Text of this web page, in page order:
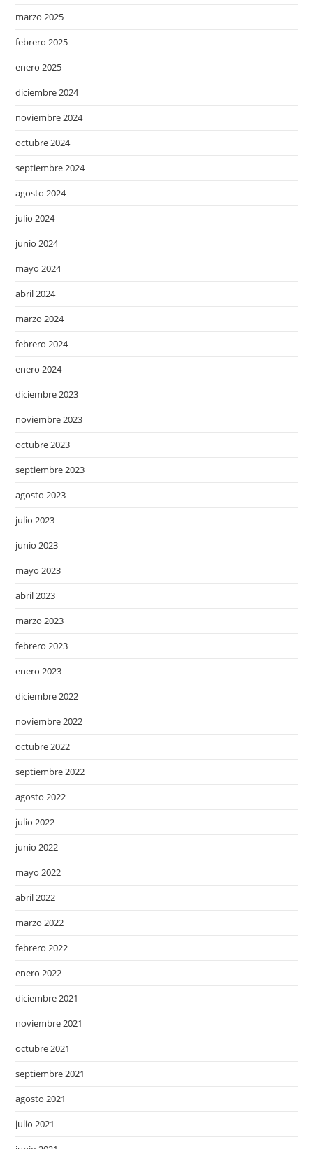
marzo 2025
febrero 2025
enero 2025
diciembre 2024
noviembre 2024
octubre 2024
septiembre 2024
agosto 2024
julio 2024
junio 2024
mayo 2024
abril 2024
marzo 2024
febrero 2024
enero 2024
diciembre 2023
noviembre 2023
octubre 2023
septiembre 2023
agosto 2023
julio 2023
junio 2023
mayo 2023
abril 2023
marzo 2023
febrero 2023
enero 2023
diciembre 2022
noviembre 2022
octubre 2022
septiembre 2022
agosto 2022
julio 2022
junio 2022
mayo 2022
abril 2022
marzo 2022
febrero 2022
enero 2022
diciembre 2021
noviembre 2021
octubre 2021
septiembre 2021
agosto 2021
julio 2021